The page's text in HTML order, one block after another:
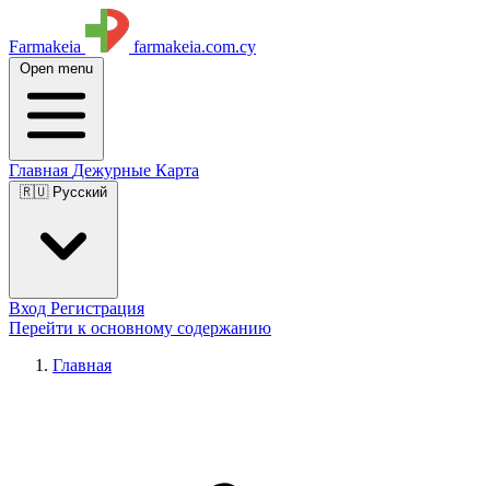
Farmakeia farmakeia.com.cy
Open menu
Главная Дежурные Карта
🇷🇺 Русский
Вход Регистрация
Перейти к основному содержанию
Главная